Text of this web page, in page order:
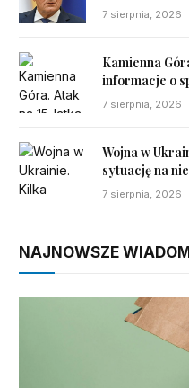
7 sierpnia, 2026
Kamienna
informacje o
7 sierpnia, 2026
Wojna w
sytuację na
7 sierpnia, 2026
NAJNOWSZE